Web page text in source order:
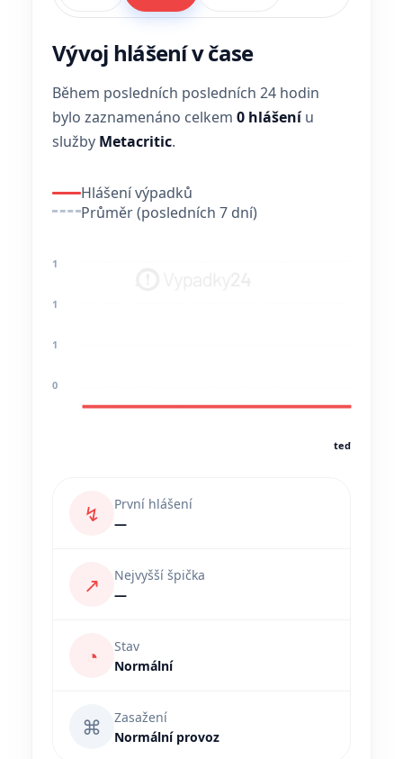
Vývoj hlášení v čase
Během posledních posledních 24 hodin
bylo zaznamenáno celkem 0 hlášeníu
služby Metacritic.
Hlášení výpadků
Průměr (posledních 7 dní)
1
1
1
0
teď
↯
První hlášení
—
↗
Nejvyšší špička
—
◔
Stav
Normální
⌘
Zasažení
Normální provoz